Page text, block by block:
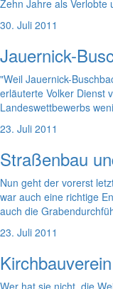
Zehn Jahre als Verlobte
30. Juli 2011
Jauernick-
"Weil Jauernick-
erläuterte Volker Dienst
Landeswettbewerbs
23. Juli 2011
Straßenbau
Nun geht der vorerst
war auch eine richtige
auch die
23. Juli 2011